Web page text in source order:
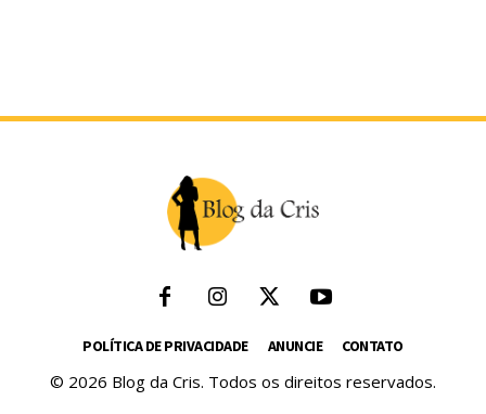
POLÍTICA DE PRIVACIDADE ANUNCIE CONTATO
© 2026 Blog da Cris. Todos os direitos reservados.